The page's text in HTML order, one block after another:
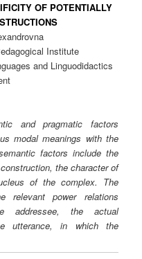
OF POTENTIALLY
Institute
and Linguodidactics
and pragmatic factors
modal meanings with the
factors include the
the character of
of the complex. The
relevant power relations
addressee, the actual
utterance, in which the